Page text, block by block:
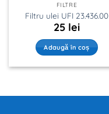
FILTRE
Filtru ulei UFI 23.436.00
25 lei
Adaugă în coș